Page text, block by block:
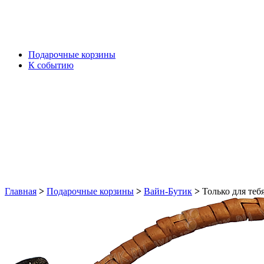
Подарочные корзины
К событию
Главная > Подарочные корзины > Вайн-Бутик > Только для